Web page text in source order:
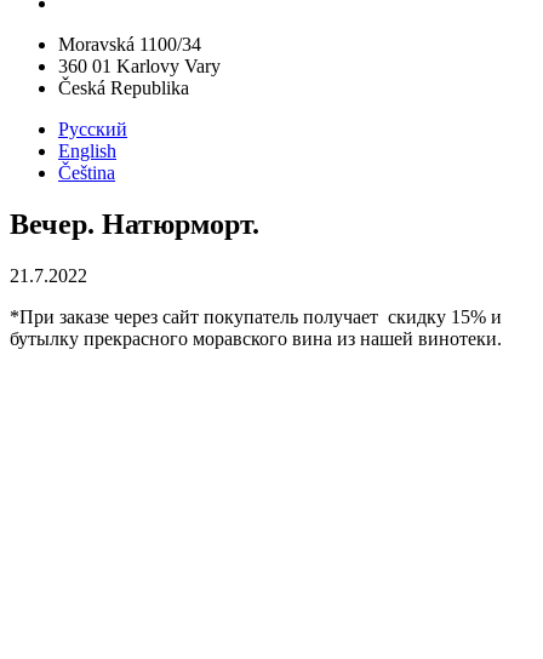
Moravská 1100/34
360 01 Karlovy Vary
Česká Republika
Русский
English
Čeština
Вечер. Натюрморт.
21.7.2022
*При заказе через сайт покупатель получает скидку 15% и
бутылку прекрасного моравского вина из нашей винотеки.